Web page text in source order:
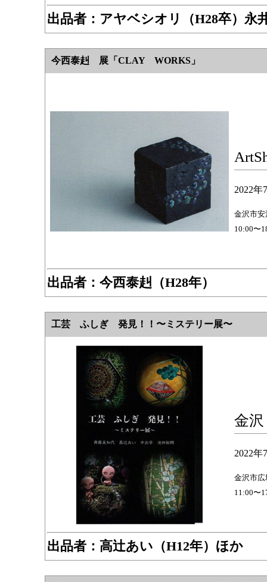
出品者： アヤベシオリ（H28卒）永
今西泰赳 展「CLAY WORKS」
2022年
金沢市安
10:00〜
出品者： 今西泰赳（H28年）
工芸 ふしぎ 発見！！〜ミステリー展〜
金
2022年
金沢市広
11:00〜
出品者： 高辻あい（H12年）ほか